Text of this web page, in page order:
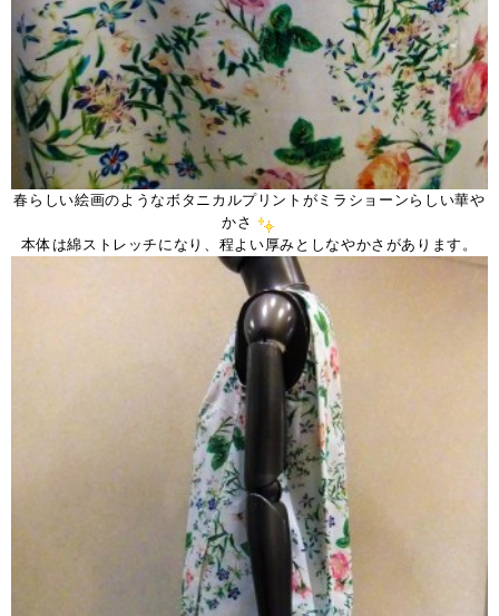
春らしい絵画のようなボタニカルプリントがミラショーンらしい華や
かさ
本体は綿ストレッチになり、程よい厚みとしなやかさがあります。